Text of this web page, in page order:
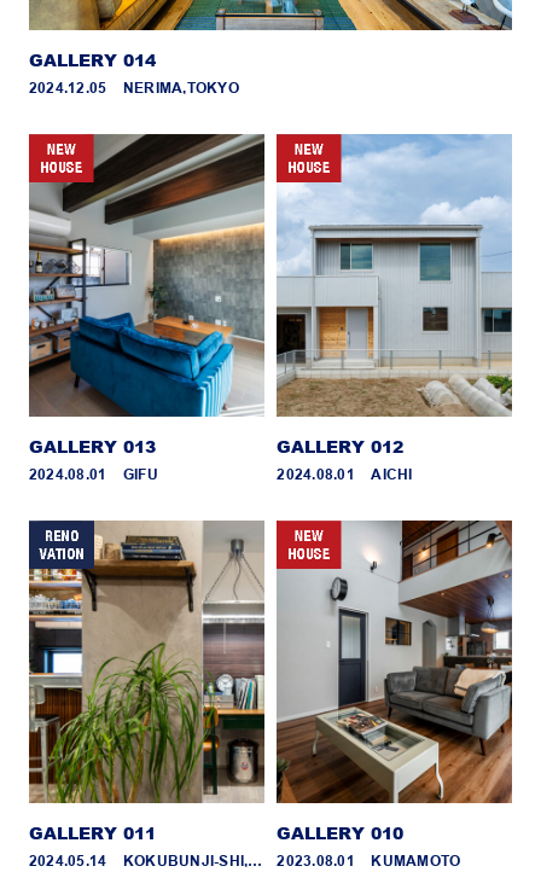
GALLERY 014
2024.12.05 _ NERIMA,TOKYO
GALLERY 013
2024.08.01 _ GIFU
GALLERY 012
2024.08.01 _ AICHI
GALLERY 011
2024.05.14 _ KOKUBUNJI-SHI,TOKYO
GALLERY 010
2023.08.01 _ KUMAMOTO